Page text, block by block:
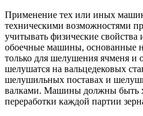
Применение тех или иных машин
техническими возможностями
учитывать физические
обоечные машины, основанные
только для шелушения ячменя и
шелушатся на вальцедековых
шелушильных поставах и
валками. Машины должны быть
переработки каждой партии